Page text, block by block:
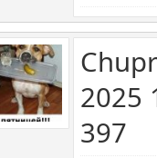
2025
397